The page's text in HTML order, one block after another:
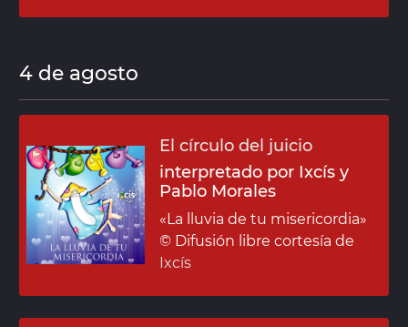
4 de agosto
El círculo del juicio
interpretado por Ixcís y
Pablo Morales
«La lluvia de tu misericordia»
© Difusión libre cortesía de
Ixcís